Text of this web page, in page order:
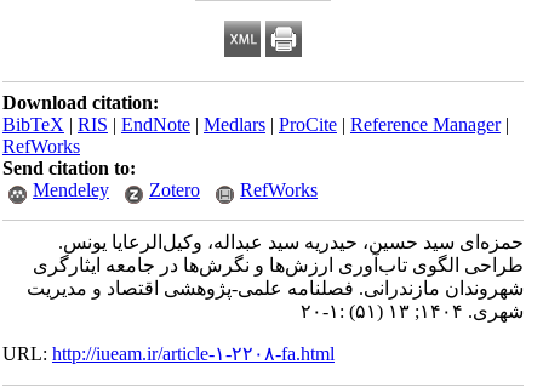
Download citation:
BibTeX|RIS|EndNote|Medlars|ProCite|Reference Manager
RefWorks
Send citation to:
Mendeley
Zotero RefWorks
حمزه‌ای سید حسین، حیدریه سید عبداله، وکیل‌الرعایا یونس.
طراحی الگوی تاب‌آوری ارزش‌ها و نگرش‌ها در جامعه ایثارگری
شهروندان مازندرانی. فصلنامه علمی-پژوهشی اقتصاد و مدیریت
شهری. ۱۴۰۴; ۱۳ (۵۱) :۱-۲۰
URL:http://iueam.ir/article-۱-۲۲۰۸-fa.html